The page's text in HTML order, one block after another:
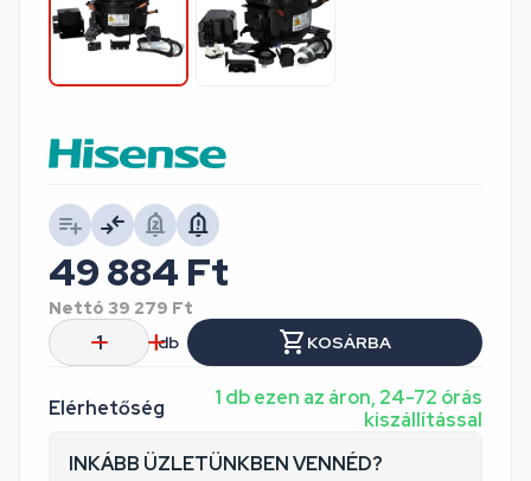
Elérhetőség
1 db ezen az áron, 24-72 órás
kiszállítással
INKÁBB ÜZLETÜNKBEN VENNÉD?
49 884 Ft
Nettó 39 279 Ft
db
KOSÁRBA